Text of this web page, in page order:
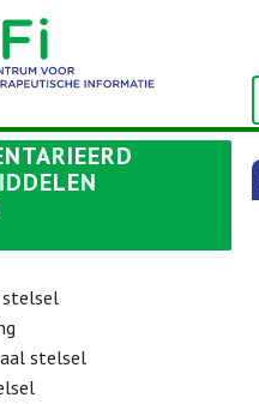
stelsel
stelsel